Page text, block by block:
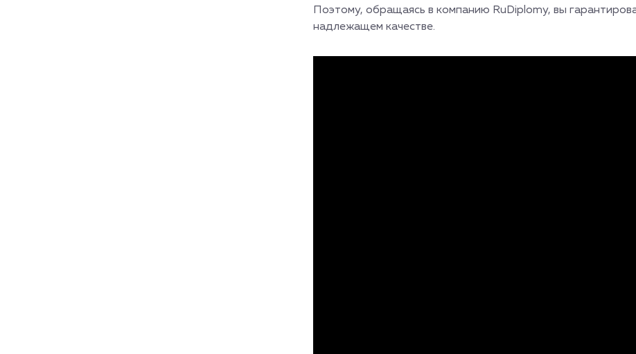
Поэтому, обращаясь в компанию RuDiplomy, вы
надлежащем качестве.